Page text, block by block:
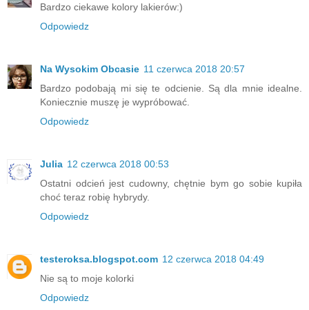
Bardzo ciekawe kolory lakierów:)
Odpowiedz
Na Wysokim Obcasie 11 czerwca 2018 20:57
Bardzo podobają mi się te odcienie. Są dla mnie idealne.
Koniecznie muszę je wypróbować.
Odpowiedz
Julia 12 czerwca 2018 00:53
Ostatni odcień jest cudowny, chętnie bym go sobie kupiła
choć teraz robię hybrydy.
Odpowiedz
testeroksa.blogspot.com 12 czerwca 2018 04:49
Nie są to moje kolorki
Odpowiedz